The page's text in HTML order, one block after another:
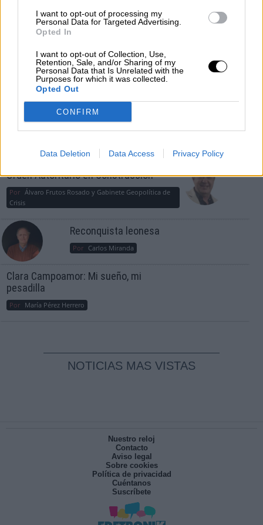
I want to opt-out of processing my
Personal Data for Targeted Advertising.
Opted In
I want to opt-out of Collection, Use,
Retention, Sale, and/or Sharing of my
Personal Data that Is Unrelated with the
Purposes for which it was collected.
Opted Out
CONFIRM
Data Deletion Data Access Privacy Policy
guerra mundial?
Suelta y confía
María Comesaña
Votantes y votados
Orden Autoritario en Construcción
Por Álvaro Frutos Rosado y Gabinete Geopolítica de
Crisis
Reconquista leonesa
Por Carlos Miranda
Clara Campoamor: Mi sueño, mi
pesadilla
Por María Pérez Herrero
NOTICIAS MAS VISTAS
Nuestro reloj
Contacto
Aviso legal
Sobre cookies
Política de privacidad
Cuéntanos
Suscríbete